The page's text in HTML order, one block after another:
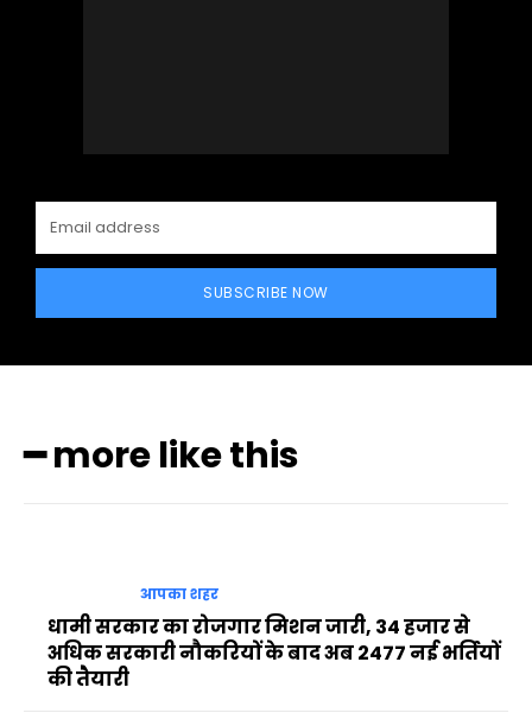
SUBSCRIBE NOW
━ more like this
आपका शहर
धामी सरकार का रोजगार मिशन जारी, 34 हजार से
अधिक सरकारी नौकरियों के बाद अब 2477 नई भर्तियों
की तैयारी